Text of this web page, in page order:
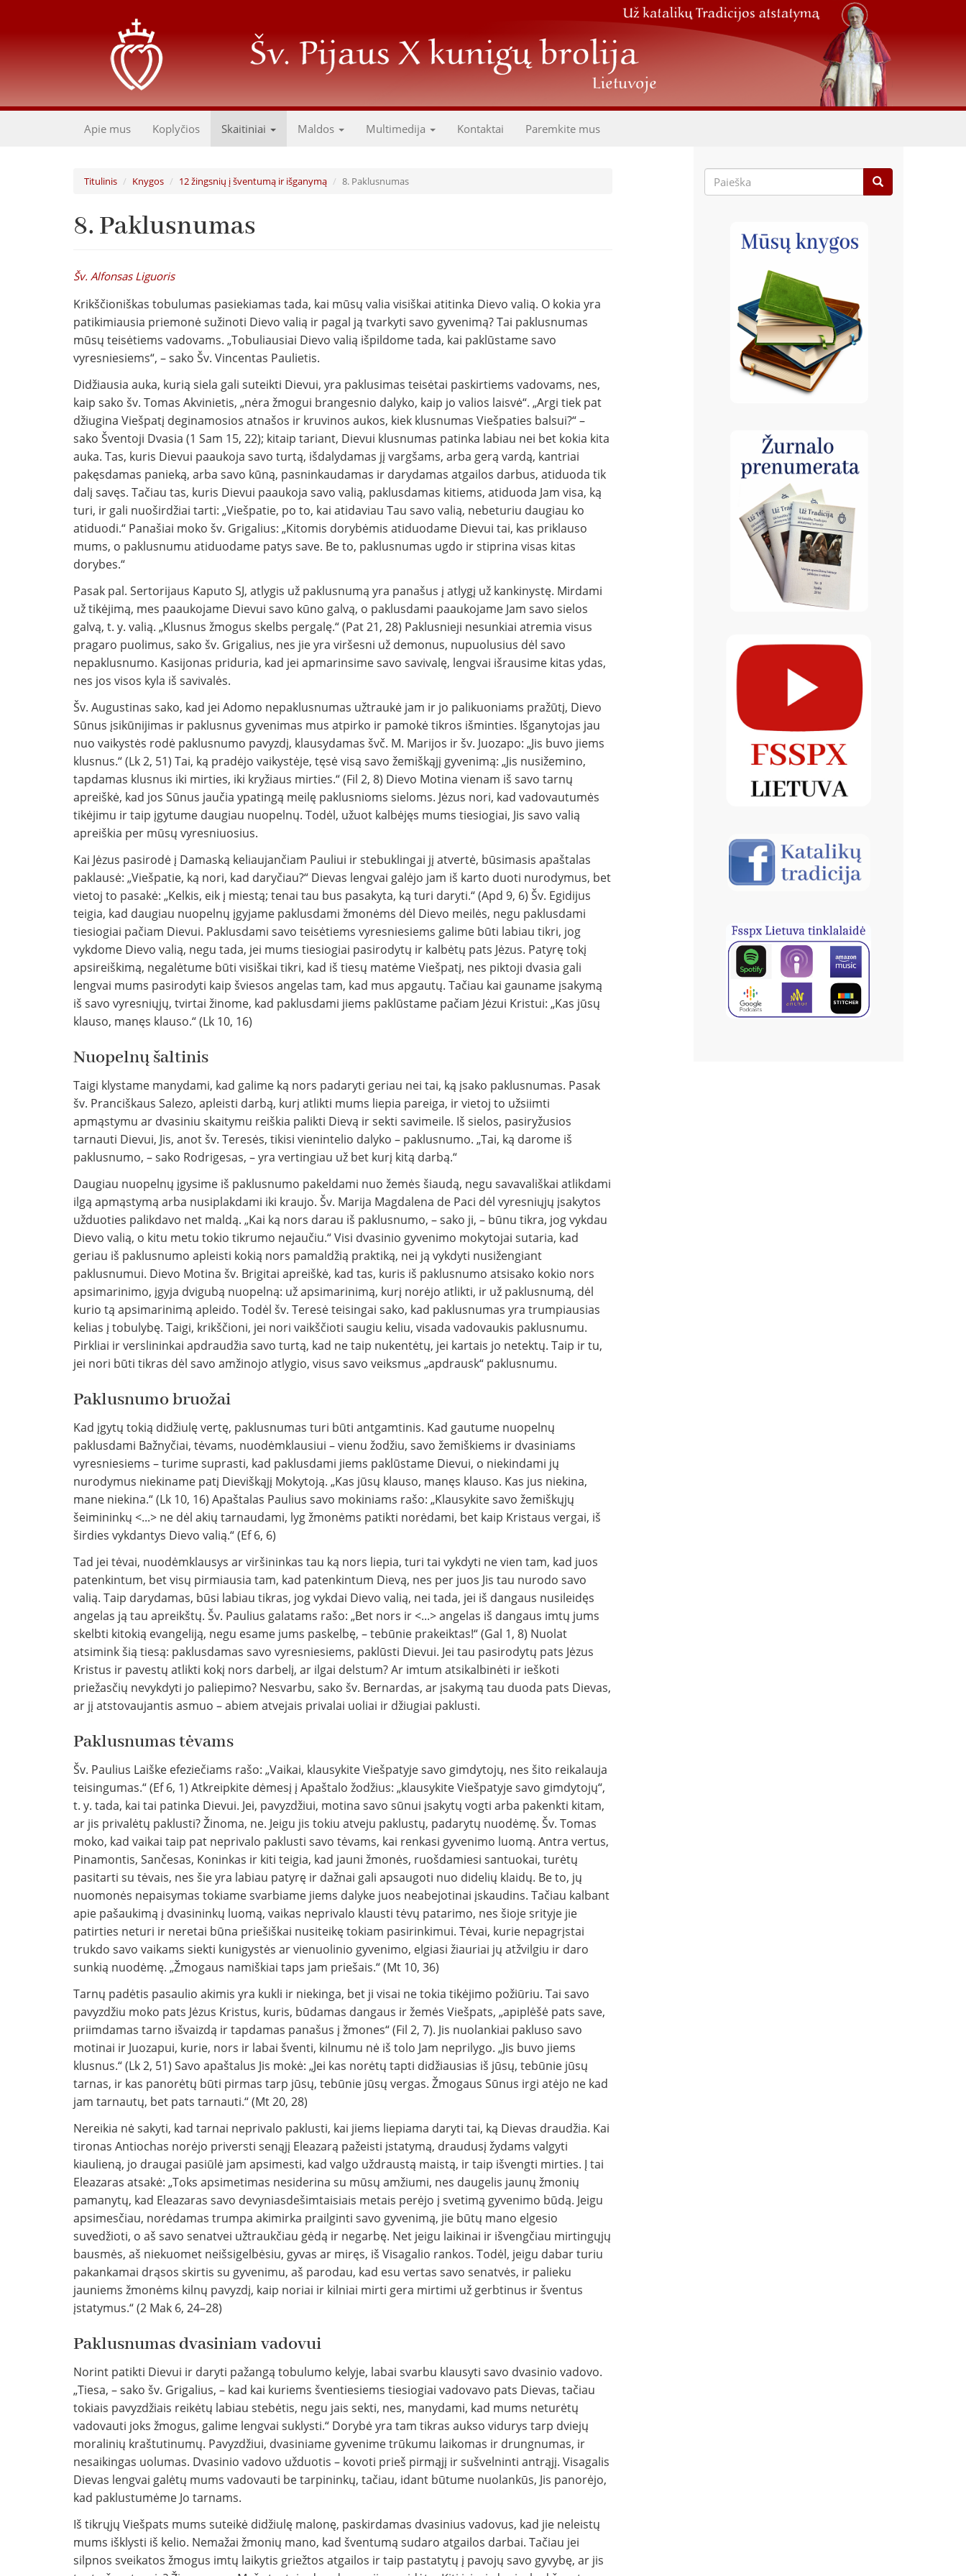
Apie mus Koplyčios Skaitiniai Maldos Multimedija Kontaktai Paremkite mus
Titulinis Knygos 12 žingsnių į šventumą ir išganymą 8. Paklusnumas
8. Paklusnumas
Šv. Alfonsas Liguoris
Krikščioniškas tobulumas pasiekiamas tada, kai mūsų valia visiškai atitinka Dievo valią. O kokia yra
patikimiausia priemonė sužinoti Dievo valią ir pagal ją tvarkyti savo gyvenimą? Tai paklusnumas
mūsų teisėtiems vadovams. „Tobuliausiai Dievo valią išpildome tada, kai paklūstame savo
vyresniesiems“, – sako Šv. Vincentas Paulietis.
Didžiausia auka, kurią siela gali suteikti Dievui, yra paklusimas teisėtai paskirtiems vadovams, nes,
kaip sako šv. Tomas Akvinietis, „nėra žmogui brangesnio dalyko, kaip jo valios laisvė“. „Argi tiek pat
džiugina Viešpatį deginamosios atnašos ir kruvinos aukos, kiek klusnumas Viešpaties balsui?“ –
sako Šventoji Dvasia (1 Sam 15, 22); kitaip tariant, Dievui klusnumas patinka labiau nei bet kokia kita
auka. Tas, kuris Dievui paaukoja savo turtą, išdalydamas jį vargšams, arba gerą vardą, kantriai
pakęsdamas panieką, arba savo kūną, pasninkaudamas ir darydamas atgailos darbus, atiduoda tik
dalį savęs. Tačiau tas, kuris Dievui paaukoja savo valią, paklusdamas kitiems, atiduoda Jam visa, ką
turi, ir gali nuoširdžiai tarti: „Viešpatie, po to, kai atidaviau Tau savo valią, nebeturiu daugiau ko
atiduodi.“ Panašiai moko šv. Grigalius: „Kitomis dorybėmis atiduodame Dievui tai, kas priklauso
mums, o paklusnumu atiduodame patys save. Be to, paklusnumas ugdo ir stiprina visas kitas
dorybes.“
Pasak pal. Sertorijaus Kaputo SJ, atlygis už paklusnumą yra panašus į atlygį už kankinystę. Mirdami
už tikėjimą, mes paaukojame Dievui savo kūno galvą, o paklusdami paaukojame Jam savo sielos
galvą, t. y. valią. „Klusnus žmogus skelbs pergalę.“ (Pat 21, 28) Paklusnieji nesunkiai atremia visus
pragaro puolimus, sako šv. Grigalius, nes jie yra viršesni už demonus, nupuolusius dėl savo
nepaklusnumo. Kasijonas priduria, kad jei apmarinsime savo savivalę, lengvai išrausime kitas ydas,
nes jos visos kyla iš savivalės.
Šv. Augustinas sako, kad jei Adomo nepaklusnumas užtraukė jam ir jo palikuoniams pražūtį, Dievo
Sūnus įsikūnijimas ir paklusnus gyvenimas mus atpirko ir pamokė tikros išminties. Išganytojas jau
nuo vaikystės rodė paklusnumo pavyzdį, klausydamas švč. M. Marijos ir šv. Juozapo: „Jis buvo jiems
klusnus.“ (Lk 2, 51) Tai, ką pradėjo vaikystėje, tęsė visą savo žemiškąjį gyvenimą: „Jis nusižemino,
tapdamas klusnus iki mirties, iki kryžiaus mirties.“ (Fil 2, 8) Dievo Motina vienam iš savo tarnų
apreiškė, kad jos Sūnus jaučia ypatingą meilę paklusnioms sieloms. Jėzus nori, kad vadovautumės
tikėjimu ir taip įgytume daugiau nuopelnų. Todėl, užuot kalbėjęs mums tiesiogiai, Jis savo valią
apreiškia per mūsų vyresniuosius.
Kai Jėzus pasirodė į Damaską keliaujančiam Pauliui ir stebuklingai jį atvertė, būsimasis apaštalas
paklausė: „Viešpatie, ką nori, kad daryčiau?“ Dievas lengvai galėjo jam iš karto duoti nurodymus, bet
vietoj to pasakė: „Kelkis, eik į miestą; tenai tau bus pasakyta, ką turi daryti.“ (Apd 9, 6) Šv. Egidijus
teigia, kad daugiau nuopelnų įgyjame paklusdami žmonėms dėl Dievo meilės, negu paklusdami
tiesiogiai pačiam Dievui. Paklusdami savo teisėtiems vyresniesiems galime būti labiau tikri, jog
vykdome Dievo valią, negu tada, jei mums tiesiogiai pasirodytų ir kalbėtų pats Jėzus. Patyrę tokį
apsireiškimą, negalėtume būti visiškai tikri, kad iš tiesų matėme Viešpatį, nes piktoji dvasia gali
lengvai mums pasirodyti kaip šviesos angelas tam, kad mus apgautų. Tačiau kai gauname įsakymą
iš savo vyresniųjų, tvirtai žinome, kad paklusdami jiems paklūstame pačiam Jėzui Kristui: „Kas jūsų
klauso, manęs klauso.“ (Lk 10, 16)
Nuopelnų šaltinis
Taigi klystame manydami, kad galime ką nors padaryti geriau nei tai, ką įsako paklusnumas. Pasak
šv. Pranciškaus Salezo, apleisti darbą, kurį atlikti mums liepia pareiga, ir vietoj to užsiimti
apmąstymu ar dvasiniu skaitymu reiškia palikti Dievą ir sekti savimeile. Iš sielos, pasiryžusios
tarnauti Dievui, Jis, anot šv. Teresės, tikisi vienintelio dalyko – paklusnumo. „Tai, ką darome iš
paklusnumo, – sako Rodrigesas, – yra vertingiau už bet kurį kitą darbą.“
Daugiau nuopelnų įgysime iš paklusnumo pakeldami nuo žemės šiaudą, negu savavališkai atlikdami
ilgą apmąstymą arba nusiplakdami iki kraujo. Šv. Marija Magdalena de Paci dėl vyresniųjų įsakytos
užduoties palikdavo net maldą. „Kai ką nors darau iš paklusnumo, – sako ji, – būnu tikra, jog vykdau
Dievo valią, o kitu metu tokio tikrumo nejaučiu.“ Visi dvasinio gyvenimo mokytojai sutaria, kad
geriau iš paklusnumo apleisti kokią nors pamaldžią praktiką, nei ją vykdyti nusižengiant
paklusnumui. Dievo Motina šv. Brigitai apreiškė, kad tas, kuris iš paklusnumo atsisako kokio nors
apsimarinimo, įgyja dvigubą nuopelną: už apsimarinimą, kurį norėjo atlikti, ir už paklusnumą, dėl
kurio tą apsimarinimą apleido. Todėl šv. Teresė teisingai sako, kad paklusnumas yra trumpiausias
kelias į tobulybę. Taigi, krikščioni, jei nori vaikščioti saugiu keliu, visada vadovaukis paklusnumu.
Pirkliai ir verslininkai apdraudžia savo turtą, kad ne taip nukentėtų, jei kartais jo netektų. Taip ir tu,
jei nori būti tikras dėl savo amžinojo atlygio, visus savo veiksmus „apdrausk“ paklusnumu.
Paklusnumo bruožai
Kad įgytų tokią didžiulę vertę, paklusnumas turi būti antgamtinis. Kad gautume nuopelnų
paklusdami Bažnyčiai, tėvams, nuodėmklausiui – vienu žodžiu, savo žemiškiems ir dvasiniams
vyresniesiems – turime suprasti, kad paklusdami jiems paklūstame Dievui, o niekindami jų
nurodymus niekiname patį Dieviškąjį Mokytoją. „Kas jūsų klauso, manęs klauso. Kas jus niekina,
mane niekina.“ (Lk 10, 16) Apaštalas Paulius savo mokiniams rašo: „Klausykite savo žemiškųjų
šeimininkų <...> ne dėl akių tarnaudami, lyg žmonėms patikti norėdami, bet kaip Kristaus vergai, iš
širdies vykdantys Dievo valią.“ (Ef 6, 6)
Tad jei tėvai, nuodėmklausys ar viršininkas tau ką nors liepia, turi tai vykdyti ne vien tam, kad juos
patenkintum, bet visų pirmiausia tam, kad patenkintum Dievą, nes per juos Jis tau nurodo savo
valią. Taip darydamas, būsi labiau tikras, jog vykdai Dievo valią, nei tada, jei iš dangaus nusileidęs
angelas ją tau apreikštų. Šv. Paulius galatams rašo: „Bet nors ir <...> angelas iš dangaus imtų jums
skelbti kitokią evangeliją, negu esame jums paskelbę, – tebūnie prakeiktas!“ (Gal 1, 8) Nuolat
atsimink šią tiesą: paklusdamas savo vyresniesiems, paklūsti Dievui. Jei tau pasirodytų pats Jėzus
Kristus ir pavestų atlikti kokį nors darbelį, ar ilgai delstum? Ar imtum atsikalbinėti ir ieškoti
priežasčių nevykdyti jo paliepimo? Nesvarbu, sako šv. Bernardas, ar įsakymą tau duoda pats Dievas,
ar jį atstovaujantis asmuo – abiem atvejais privalai uoliai ir džiugiai paklusti.
Paklusnumas tėvams
Šv. Paulius Laiške efeziečiams rašo: „Vaikai, klausykite Viešpatyje savo gimdytojų, nes šito reikalauja
teisingumas.“ (Ef 6, 1) Atkreipkite dėmesį į Apaštalo žodžius: „klausykite Viešpatyje savo gimdytojų“,
t. y. tada, kai tai patinka Dievui. Jei, pavyzdžiui, motina savo sūnui įsakytų vogti arba pakenkti kitam,
ar jis privalėtų paklusti? Žinoma, ne. Jeigu jis tokiu atveju paklustų, padarytų nuodėmę. Šv. Tomas
moko, kad vaikai taip pat neprivalo paklusti savo tėvams, kai renkasi gyvenimo luomą. Antra vertus,
Pinamontis, Sančesas, Koninkas ir kiti teigia, kad jauni žmonės, ruošdamiesi santuokai, turėtų
pasitarti su tėvais, nes šie yra labiau patyrę ir dažnai gali apsaugoti nuo didelių klaidų. Be to, jų
nuomonės nepaisymas tokiame svarbiame jiems dalyke juos neabejotinai įskaudins. Tačiau kalbant
apie pašaukimą į dvasininkų luomą, vaikas neprivalo klausti tėvų patarimo, nes šioje srityje jie
patirties neturi ir neretai būna priešiškai nusiteikę tokiam pasirinkimui. Tėvai, kurie nepagrįstai
trukdo savo vaikams siekti kunigystės ar vienuolinio gyvenimo, elgiasi žiauriai jų atžvilgiu ir daro
sunkią nuodėmę. „Žmogaus namiškiai taps jam priešais.“ (Mt 10, 36)
Tarnų padėtis pasaulio akimis yra kukli ir niekinga, bet ji visai ne tokia tikėjimo požiūriu. Tai savo
pavyzdžiu moko pats Jėzus Kristus, kuris, būdamas dangaus ir žemės Viešpats, „apiplėšė pats save,
priimdamas tarno išvaizdą ir tapdamas panašus į žmones“ (Fil 2, 7). Jis nuolankiai pakluso savo
motinai ir Juozapui, kurie, nors ir labai šventi, kilnumu nė iš tolo Jam neprilygo. „Jis buvo jiems
klusnus.“ (Lk 2, 51) Savo apaštalus Jis mokė: „Jei kas norėtų tapti didžiausias iš jūsų, tebūnie jūsų
tarnas, ir kas panorėtų būti pirmas tarp jūsų, tebūnie jūsų vergas. Žmogaus Sūnus irgi atėjo ne kad
jam tarnautų, bet pats tarnauti.“ (Mt 20, 28)
Nereikia nė sakyti, kad tarnai neprivalo paklusti, kai jiems liepiama daryti tai, ką Dievas draudžia. Kai
tironas Antiochas norėjo priversti senąjį Eleazarą pažeisti įstatymą, draudusį žydams valgyti
kiaulieną, jo draugai pasiūlė jam apsimesti, kad valgo uždraustą maistą, ir taip išvengti mirties. Į tai
Eleazaras atsakė: „Toks apsimetimas nesiderina su mūsų amžiumi, nes daugelis jaunų žmonių
pamanytų, kad Eleazaras savo devyniasdešimtaisiais metais perėjo į svetimą gyvenimo būdą. Jeigu
apsimesčiau, norėdamas trumpa akimirka prailginti savo gyvenimą, jie būtų mano elgesio
suvedžioti, o aš savo senatvei užtraukčiau gėdą ir negarbę. Net jeigu laikinai ir išvengčiau mirtingųjų
bausmės, aš niekuomet neišsigelbėsiu, gyvas ar miręs, iš Visagalio rankos. Todėl, jeigu dabar turiu
pakankamai drąsos skirtis su gyvenimu, aš parodau, kad esu vertas savo senatvės, ir palieku
jauniems žmonėms kilnų pavyzdį, kaip noriai ir kilniai mirti gera mirtimi už gerbtinus ir šventus
įstatymus.“ (2 Mak 6, 24–28)
Paklusnumas dvasiniam vadovui
Norint patikti Dievui ir daryti pažangą tobulumo kelyje, labai svarbu klausyti savo dvasinio vadovo.
„Tiesa, – sako šv. Grigalius, – kad kai kuriems šventiesiems tiesiogiai vadovavo pats Dievas, tačiau
tokiais pavyzdžiais reikėtų labiau stebėtis, negu jais sekti, nes, manydami, kad mums neturėtų
vadovauti joks žmogus, galime lengvai suklysti.“ Dorybė yra tam tikras aukso vidurys tarp dviejų
moralinių kraštutinumų. Pavyzdžiui, dvasiniame gyvenime trūkumu laikomas ir drungnumas, ir
nesaikingas uolumas. Dvasinio vadovo užduotis – kovoti prieš pirmąjį ir sušvelninti antrąjį. Visagalis
Dievas lengvai galėtų mums vadovauti be tarpininkų, tačiau, idant būtume nuolankūs, Jis panorėjo,
kad paklustumėme Jo tarnams.
Iš tikrųjų Viešpats mums suteikė didžiulę malonę, paskirdamas dvasinius vadovus, kad jie neleistų
mums išklysti iš kelio. Nemažai žmonių mano, kad šventumą sudaro atgailos darbai. Tačiau jei
silpnos sveikatos žmogus imtų laikytis griežtos atgailos ir taip pastatytų į pavojų savo gyvybę, ar jis
Paieškos